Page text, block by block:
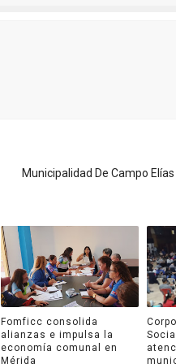
Municipalidad De Campo
Fomficc consolida
alianzas e impulsa la
economía comunal en
Mérida